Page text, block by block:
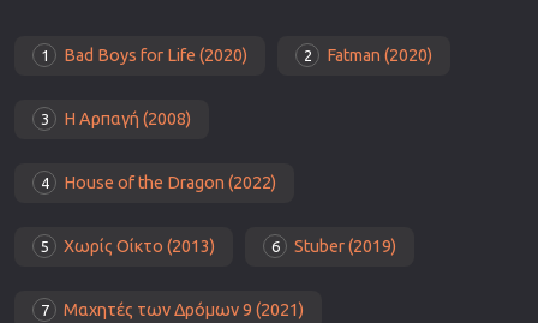
1 Bad Boys for Life (2020) 2 Fatman (2020)
3 Η Αρπαγή (2008)
4 House of the Dragon (2022)
5 Χωρίς Οίκτο (2013) 6 Stuber (2019)
7 Μαχητές των Δρόμων 9 (2021)